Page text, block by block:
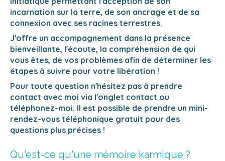
incarnation sur la terre, de son ancrage et de sa
connexion avec ses racines terrestres.
J'offre un accompagnement dans la présence
bienveillante, l'écoute, la compréhension de qui
vous êtes, de vos problèmes afin de déterminer les
étapes à suivre pour votre libération !
Pour toute question n'hésitez pas à prendre
contact avec moi via l'onglet contact ou
téléphonez-moi. Il est possible de prendre un mini-
rendez-vous téléphonique gratuit pour des
questions plus précises !
Qu'est-ce qu'une mémoire karmique ?​